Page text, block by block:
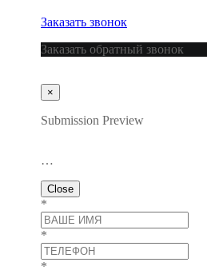
Заказать звонок
Заказать обратный звонок
×
Submission Preview
…
Close
*
*
*